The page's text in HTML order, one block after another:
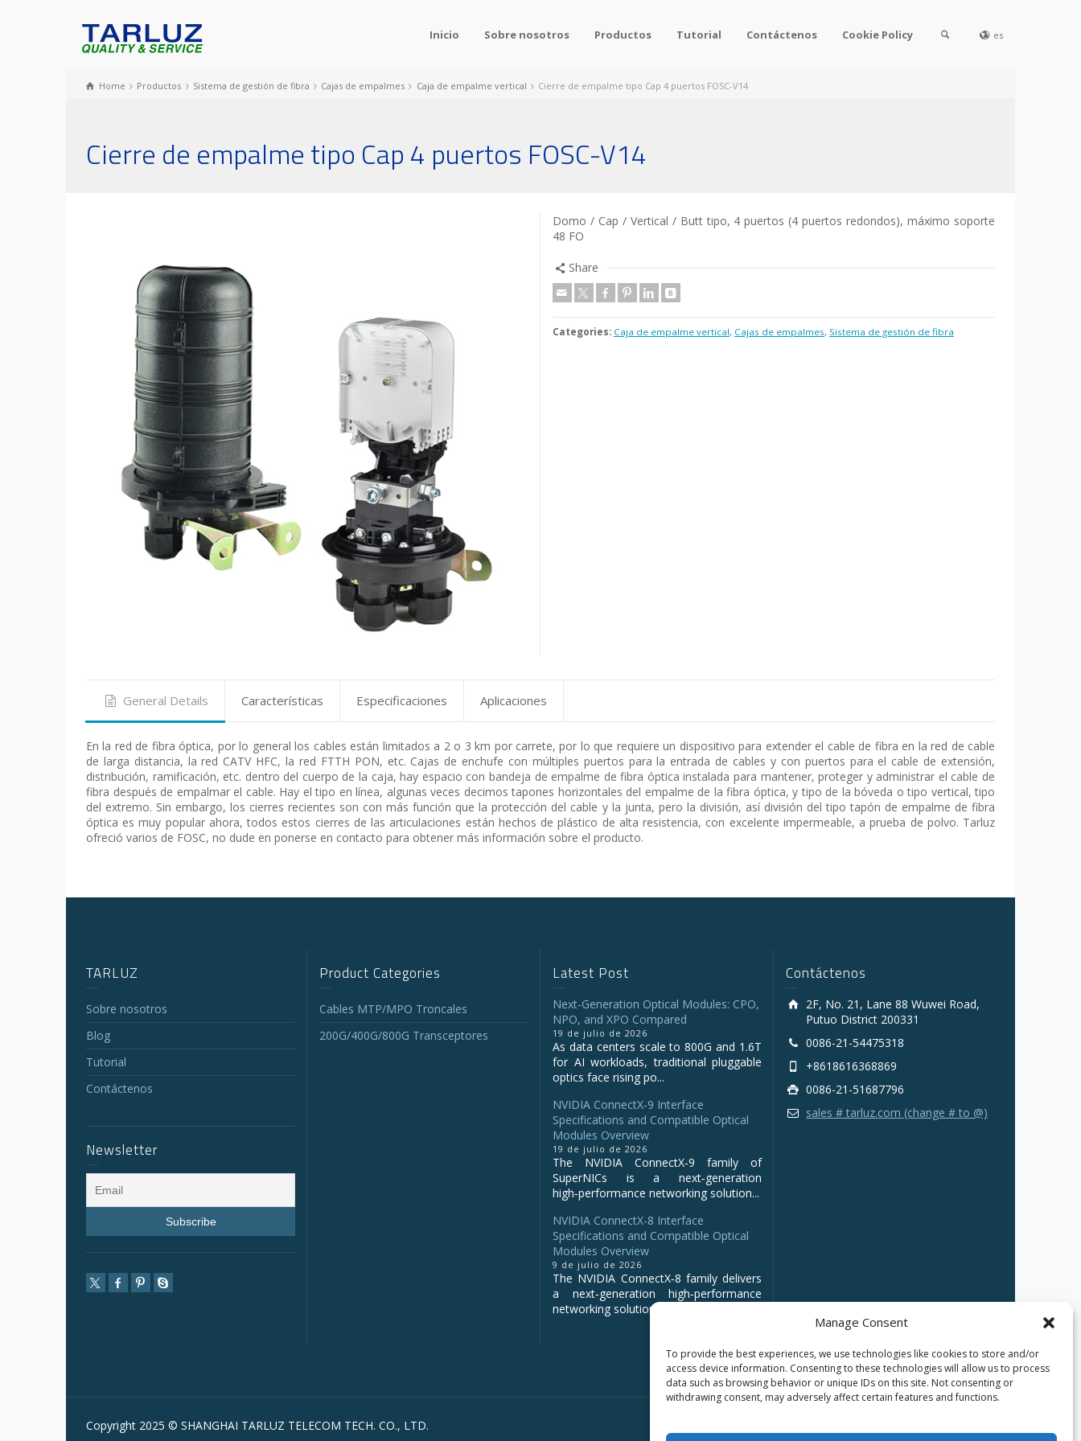
Manage Consent
To provide the best experiences, we use technologies like cookies to store and/or
access device information. Consenting to these technologies will allow us to process
data such as browsing behavior or unique IDs on this site. Not consenting or
withdrawing consent, may adversely affect certain features and functions.
Inicio Sobre nosotros Productos Tutorial Contáctenos Cookie Policy es
Home Productos Sistema de gestión de fibra Cajas de empalmes Caja de empalme vertical Cierre de empalme tipo Cap 4 puertos FOSC-V14
Cierre de empalme tipo Cap 4 puertos FOSC-V14
Domo / Cap / Vertical / Butt tipo, 4 puertos (4 puertos redondos), máximo soporte
48 FO
Share
Categories: Caja de empalme vertical, Cajas de empalmes, Sistema de gestión de fibra
General Details Características Especificaciones Aplicaciones
En la red de fibra óptica, por lo general los cables están limitados a 2 o 3 km por carrete, por lo que requiere un dispositivo para extender el cable de fibra en la red de cable
de larga distancia, la red CATV HFC, la red FTTH PON, etc. Cajas de enchufe con múltiples puertos para la entrada de cables y con puertos para el cable de extensión,
distribución, ramificación, etc. dentro del cuerpo de la caja, hay espacio con bandeja de empalme de fibra óptica instalada para mantener, proteger y administrar el cable de
fibra después de empalmar el cable. Hay el tipo en línea, algunas veces decimos tapones horizontales del empalme de la fibra óptica, y tipo de la bóveda o tipo vertical, tipo
del extremo. Sin embargo, los cierres recientes son con más función que la protección del cable y la junta, pero la división, así división del tipo tapón de empalme de fibra
óptica es muy popular ahora, todos estos cierres de las articulaciones están hechos de plástico de alta resistencia, con excelente impermeable, a prueba de polvo. Tarluz
ofreció varios de FOSC, no dude en ponerse en contacto para obtener más información sobre el producto.
TARLUZ
Sobre nosotros
Blog
Tutorial
Contáctenos
Newsletter
Product Categories
Cables MTP/MPO Troncales
200G/400G/800G Transceptores
Latest Post
Next-Generation Optical Modules: CPO,
NPO, and XPO Compared
19 de julio de 2026
As data centers scale to 800G and 1.6T
for AI workloads, traditional pluggable
optics face rising po...
NVIDIA ConnectX‑9 Interface
Specifications and Compatible Optical
Modules Overview
19 de julio de 2026
The NVIDIA ConnectX‑9 family of
SuperNICs is a next‑generation
high‑performance networking solution...
NVIDIA ConnectX-8 Interface
Specifications and Compatible Optical
Modules Overview
9 de julio de 2026
The NVIDIA ConnectX‑8 family delivers
a next‑generation high‑performance
networking solution for clo...
Contáctenos
2F, No. 21, Lane 88 Wuwei Road,
Putuo District 200331
0086-21-54475318
+8618616368869
0086-21-51687796
sales # tarluz.com (change # to @)
Copyright 2025 © SHANGHAI TARLUZ TELECOM TECH. CO., LTD.